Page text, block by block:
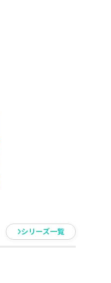
シリーズ一覧